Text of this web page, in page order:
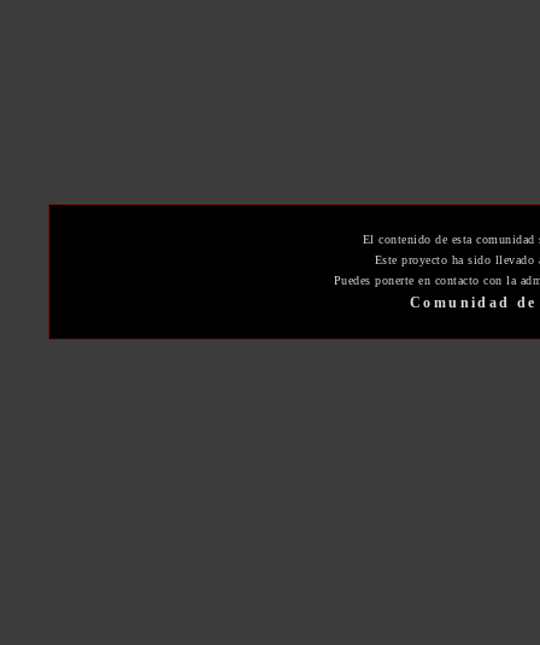
El contenido de esta
Este proyecto ha sido
Puedes ponerte en contacto con la
Comunidad